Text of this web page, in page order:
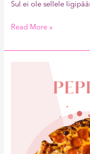
Sul ei ole sellele
Read More »